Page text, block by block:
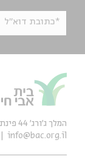
*כתובת דוא"ל
המלך ג'ורג' 44 פינת רחוב קק״ל, ירושלים
info@bac.org.il